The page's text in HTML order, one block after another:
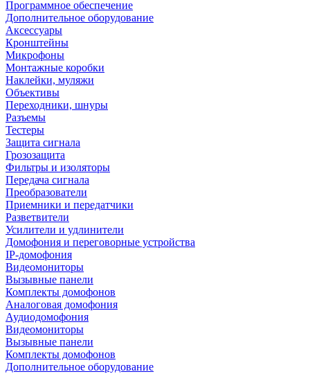
Программное обеспечение
Дополнительное оборудование
Аксессуары
Кронштейны
Микрофоны
Монтажные коробки
Наклейки, муляжи
Объективы
Переходники, шнуры
Разъемы
Тестеры
Защита сигнала
Грозозащита
Фильтры и изоляторы
Передача сигнала
Преобразователи
Приемники и передатчики
Разветвители
Усилители и удлинители
Домофония и переговорные устройства
IP-домофония
Видеомониторы
Вызывные панели
Комплекты домофонов
Аналоговая домофония
Аудиодомофония
Видеомониторы
Вызывные панели
Комплекты домофонов
Дополнительное оборудование